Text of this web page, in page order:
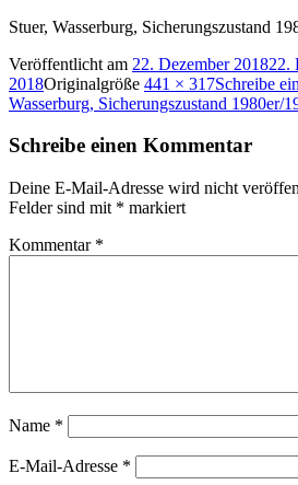
Stuer, Wasserburg, Sicherungszustand
Veröffentlicht am 22. Dezember 201822.
2018Originalgröße 441 × 317Schreibe
Wasserburg, Sicherungszustand 1980er/
Schreibe einen Kommentar
Deine E-Mail-Adresse wird nicht
Felder sind mit * markiert
Kommentar *
Name *
E-Mail-Adresse *